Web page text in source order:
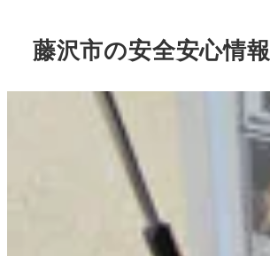
藤沢市の安全安心情報